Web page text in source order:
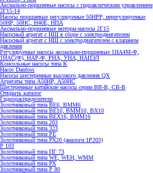
Аксиально-поршневые насосы с гидравлическим управлением
2Г15-14
Насосы поршневые регулируемые 50НРР, нерегулируемые
50НР, 50НС, Н40Е, НПА
Аксиально-поршневые моторы-насосы 2Г15
Насосный агрегат с НШ в сборе с электродвигателем
Насосный агрегат с НШ с электродвигателем с клапаном
давления
Регулируемые насосы аксиально-поршневые 1НА4М-Ф,
1НАС(Ф), НАР-Ф, РНА, УНА, НАПЭЛ
Консольные насосы типа К
Насос Danfoss
Насосы шестеренные высокого давления QX
Агрегаты типа А50НР, А50НС
Шестеренные китайские насосы серии ВВ-В, СВ-В
Открыть каталог
Гидрораспределители
Золотниковый типа ВЕ6, ВММ6
Золотниковый типа BE10, ВММ10, ВХ10
Золотниковый типа ВЕХ16, ВММ16
Золотниковый типа 203
Золотниковый типа 323
Золотниковый типа РЕ
Золотниковый типа РХ20 (аналоги 1Р203)
Р 103
Золотниковый типа ПГ 73
Золотниковый типа WE, WEH, WMM
Золотниковый типа РХ
Золотниковый типа Р 80